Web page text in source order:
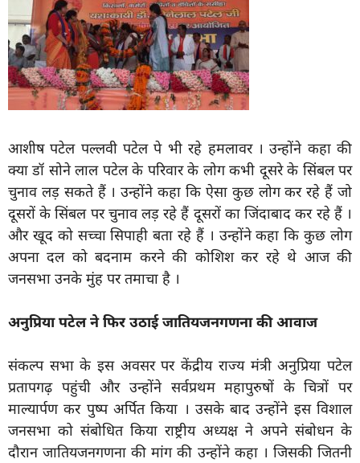
आशीष पटेल पल्लवी पटेल पे भी रहे हमलावर । उन्होंने कहा की
क्या डॉ सोने लाल पटेल के परिवार के लोग कभी दूसरे के सिंबल पर
चुनाव लड़ सकते हैं । उन्होंने कहा कि ऐसा कुछ लोग कर रहे हैं जो
दूसरों के सिंबल पर चुनाव लड़ रहे हैं दूसरों का जिंदाबाद कर रहे हैं ।
और खूद को सच्चा सिपाही बता रहे हैं । उन्होंने कहा कि कुछ लोग
अपना दल को बदनाम करने की कोशिश कर रहे थे आज की
जनसभा उनके मुंह पर तमाचा है ।
अनुप्रिया पटेल ने फिर उठाई जातियजनगणना की आवाज
संकल्प सभा के इस अवसर पर केंद्रीय राज्य मंत्री अनुप्रिया पटेल
प्रतापगढ़ पहुंची और उन्होंने सर्वप्रथम महापुरुषों के चित्रों पर
माल्यार्पण कर पुष्प अर्पित किया । उसके बाद उन्होंने इस विशाल
जनसभा को संबोधित किया राष्ट्रीय अध्यक्ष ने अपने संबोधन के
दौरान जातियजनगणना की मांग की उन्होंने कहा । जिसकी जितनी